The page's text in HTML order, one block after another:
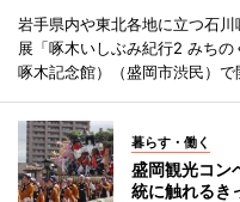
岩手県内や東北各地に立つ石
展「啄木いしぶみ紀行2 みち
啄木記念館）（盛岡市渋民）で
暮らす・働く
盛岡観光コ
統に触れるき